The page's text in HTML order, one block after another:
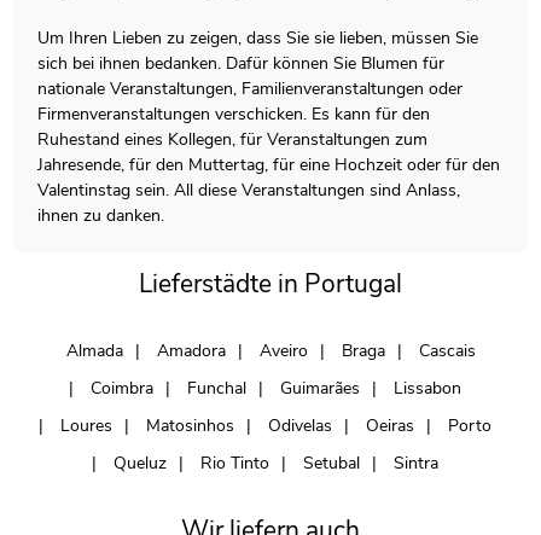
Um Ihren Lieben zu zeigen, dass Sie sie lieben, müssen Sie
sich bei ihnen bedanken. Dafür können Sie Blumen für
nationale Veranstaltungen, Familienveranstaltungen oder
Firmenveranstaltungen verschicken. Es kann für den
Ruhestand eines Kollegen, für Veranstaltungen zum
Jahresende, für den Muttertag, für eine Hochzeit oder für den
Valentinstag sein. All diese Veranstaltungen sind Anlass,
ihnen zu danken.
Lieferstädte in Portugal
Almada Amadora Aveiro Braga
Cascais
Coimbra
Funchal Guimarães
Lissabon
Loures
Matosinhos Odivelas Oeiras
Porto
Queluz
Rio Tinto Setubal Sintra